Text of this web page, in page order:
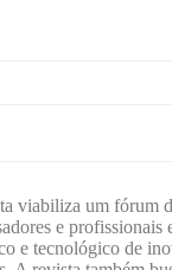
viabiliza um fórum
e
e tecnológico de